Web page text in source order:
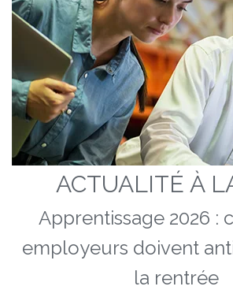
ACTUALITÉ À
Apprentissage 2026 :
employeurs doivent
la rentrée